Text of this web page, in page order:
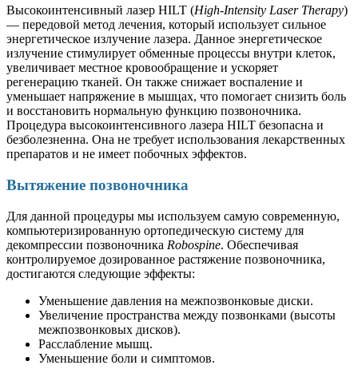
Высокоинтенсивный лазер HILT (High-Intensity Laser Therapy)
— передовой метод лечения, который использует сильное
энергетическое излучение лазера. Данное энергетическое
излучение стимулирует обменные процессы внутри клеток,
увеличивает местное кровообращение и ускоряет
регенерацию тканей. Он также снижает воспаление и
уменьшает напряжение в мышцах, что помогает снизить боль
и восстановить нормальную функцию позвоночника.
Процедура высокоинтенсивного лазера HILT безопасна и
безболезненна. Она не требует использования лекарственных
препаратов и не имеет побочных эффектов.
Вытяжение позвоночника
Для данной процедуры мы используем самую современную,
компьютеризированную ортопедическую систему для
декомпрессии позвоночника Robospine. Обеспечивая
контролируемое дозированное растяжение позвоночника,
достигаются следующие эффекты:
Уменьшение давления на межпозвонковые диски.
Увеличение пространства между позвонками (высоты
межпозвонковых дисков).
Расслабление мышц.
Уменьшение боли и симптомов.